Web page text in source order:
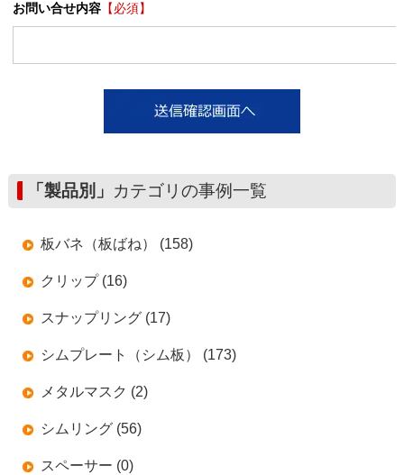
お問い合せ内容【必須】
「製品別」 カテゴリの事例一覧
板バネ（板ばね） (158)
クリップ (16)
スナップリング (17)
シムプレート（シム板） (173)
メタルマスク (2)
シムリング (56)
スペーサー (0)